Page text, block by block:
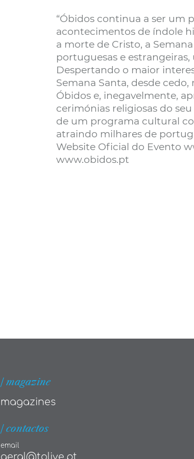
“Óbidos continua a ser um
acontecimentos de índole
a morte de Cristo, a
portuguesas e
Despertando o maior
Semana Santa, desde
Óbidos e, inegavelmente,
cerimónias religiosas do
de um programa cultural
atraindo milhares de
Website Oficial do Evento
www.obidos.pt
| magazine
magazines
| contactos
email